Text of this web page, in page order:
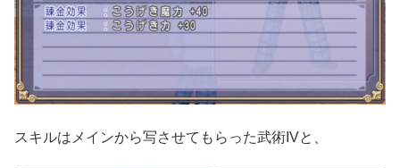
スキルはメインから写させてもらった武術IVと、